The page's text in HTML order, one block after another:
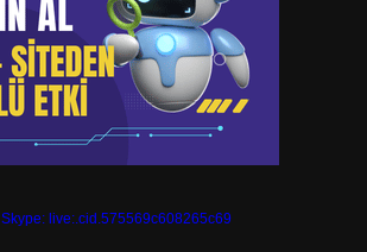
Skype: live:.cid.575569c608265c69